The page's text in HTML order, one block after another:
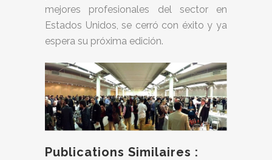
mejores profesionales del sector en
Estados Unidos, se cerró con éxito y ya
espera su próxima edición.
Publications Similaires :